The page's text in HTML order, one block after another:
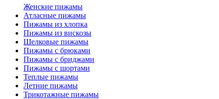
Женские пижамы
Атласные пижамы
Пижамы из хлопка
Пижамы из вискозы
Шелковые пижамы
Пижамы с брюками
Пижамы с бриджами
Пижамы с шортами
Теплые пижамы
Летние пижамы
Трикотажные пижамы